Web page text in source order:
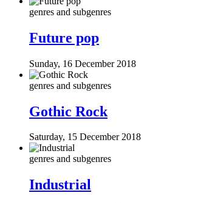
genres and subgenres
Future pop
Sunday, 16 December 2018
genres and subgenres
Gothic Rock
Saturday, 15 December 2018
genres and subgenres
Industrial